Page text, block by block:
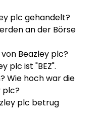
plc gehandelt?
an der Börse
Beazley plc?
plc ist "BEZ".
Wie hoch war die
plc?
plc betrug